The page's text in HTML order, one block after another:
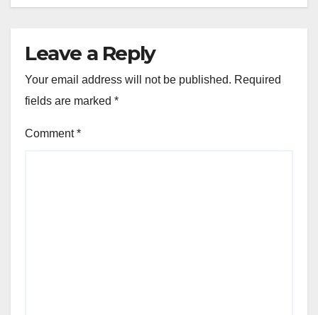
Leave a Reply
Your email address will not be published. Required
fields are marked *
Comment*